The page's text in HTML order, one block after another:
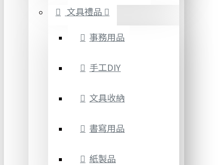
文具禮品
事務用品
手工DIY
文具收納
書寫用品
紙製品